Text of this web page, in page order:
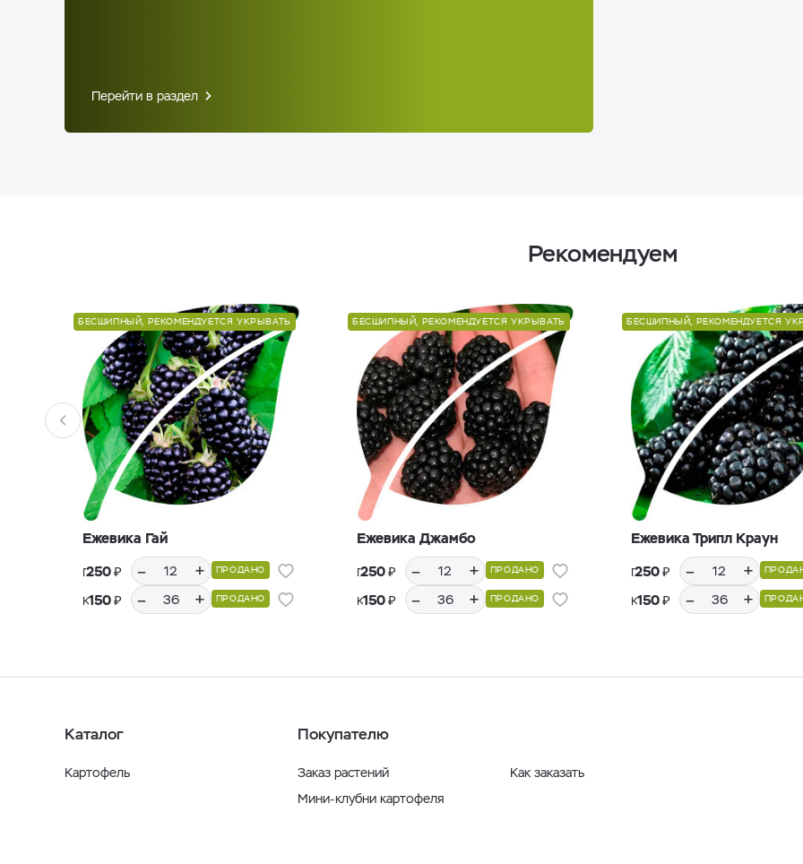
Перейти в раздел
Рекомендуем
БЕСШИПНЫЙ, РЕКОМЕНДУЕТСЯ УКРЫВАТЬ
Ежевика Гай
Горшки Р9, 12 шт.
250₽ – + ПРОДАНО
Кассеты Р36, 36 шт.
150₽ – + ПРОДАНО
БЕСШИПНЫЙ, РЕКОМЕНДУЕТСЯ УКРЫВАТЬ
Ежевика Джамбо
Горшки Р9, 12 шт.
250₽ – + ПРОДАНО
Кассеты Р36, 36 шт.
150₽ – + ПРОДАНО
БЕСШИПНЫЙ, РЕКОМЕНДУЕТСЯ
Ежевика Трипл Краун
Горшки Р9, 12 шт.
250₽ – +
Кассеты Р36, 36 шт.
150₽ – +
Каталог
Картофель
Покупателю
Заказ растений
Мини-клубни картофеля
Как заказать